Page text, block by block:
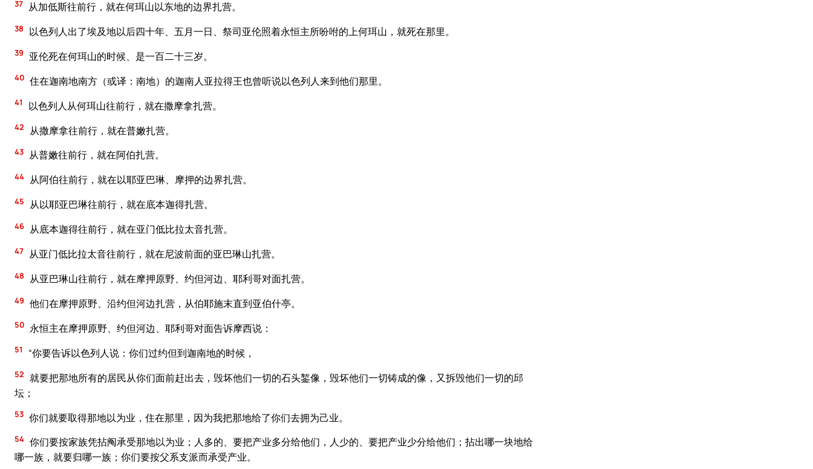
37 从加低斯往前行，就在何珥山以东地的边界扎营。
38 以色列人出了埃及地以后四十年、五月一日、祭司亚伦照着永恒主所吩咐的上何珥山，就死在那里。
39 亚伦死在何珥山的时候、是一百二十三岁。
40 住在迦南地南方（或译：南地）的迦南人亚拉得王也曾听说以色列人来到他们那里。
41 以色列人从何珥山往前行，就在撒摩拿扎营。
42 从撒摩拿往前行，就在普嫩扎营。
43 从普嫩往前行，就在阿伯扎营。
44 从阿伯往前行，就在以耶亚巴琳、摩押的边界扎营。
45 从以耶亚巴琳往前行，就在底本迦得扎营。
46 从底本迦得往前行，就在亚门低比拉太音扎营。
47 从亚门低比拉太音往前行，就在尼波前面的亚巴琳山扎营。
48 从亚巴琳山往前行，就在摩押原野、约但河边、耶利哥对面扎营。
49 他们在摩押原野、沿约但河边扎营，从伯耶施末直到亚伯什亭。
50 永恒主在摩押原野、约但河边、耶利哥对面告诉摩西说：
51 “你要告诉以色列人说：你们过约但到迦南地的时候，
52 就要把那地所有的居民从你们面前赶出去，毁坏他们一切的石头錾像，毁坏他们一切铸成的像，又拆毁他们一切的邱
坛；
53 你们就要取得那地以为业，住在那里，因为我把那地给了你们去拥为己业。
54 你们要按家族凭拈阄承受那地以为业；人多的、要把产业多分给他们，人少的、要把产业少分给他们；拈出哪一块地给
哪一族，就要归哪一族；你们要按父系支派而承受产业。